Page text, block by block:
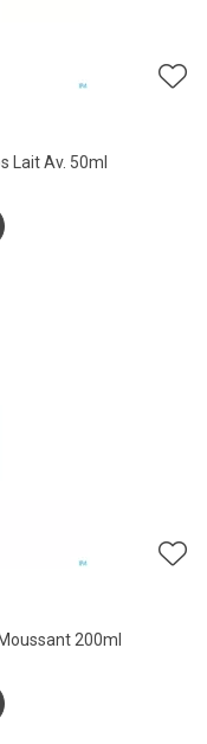
Lait Av. 50ml
200ml